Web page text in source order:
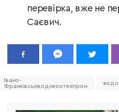
перевірка, вже не
Саєвич.
Івано-
Франківськводоекотехпром